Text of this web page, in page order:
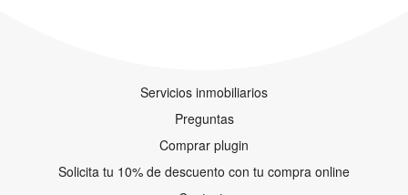
Servicios inmobiliarios
Preguntas
Comprar plugin
Solicita tu 10% de descuento con tu compra online